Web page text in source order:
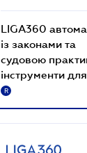
LIGA360
із законами та
судовою
інструменти
R